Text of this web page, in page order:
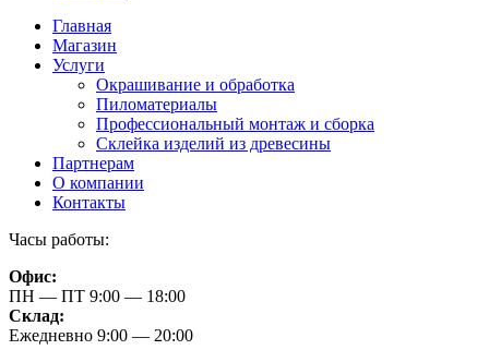
Главная
Магазин
Услуги
Окрашивание и обработка
Пиломатериалы
Профессиональный монтаж и сборка
Склейка изделий из древесины
Партнерам
О компании
Контакты
Часы работы:
Офис:
ПН — ПТ 9:00 — 18:00
Склад:
Ежедневно 9:00 — 20:00